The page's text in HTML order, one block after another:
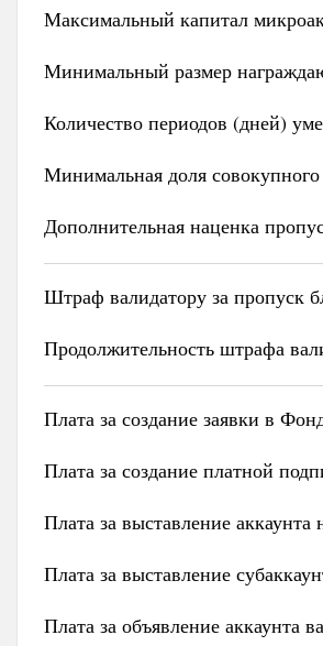
Максимальный капитал
Минимальный размер
Количество периодов (дней)
Минимальная доля
Дополнительная наценка
Штраф валидатору за пропуск
Продолжительность штрафа
Плата за создание заявки в
Плата за создание платной
Плата за выставление аккаунта
Плата за выставление
Плата за объявление аккаунта